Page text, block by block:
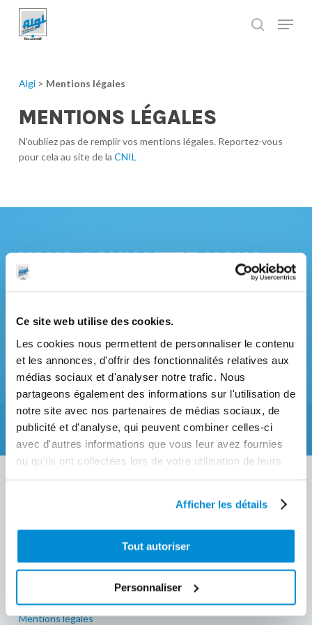
Ce site web utilise des cookies.
Les cookies nous permettent de personnaliser le contenu
et les annonces, d'offrir des fonctionnalités relatives aux
médias sociaux et d'analyser notre trafic. Nous
partageons également des informations sur l'utilisation de
notre site avec nos partenaires de médias sociaux, de
publicité et d'analyse, qui peuvent combiner celles-ci
avec d'autres informations que vous leur avez fournies
ou qu'ils ont collectées lors de votre utilisation de leurs
Afficher les détails
Tout autoriser
Personnaliser
main
Algi> Mentions légales
MENTIONS LÉGALES
N’oubliez pas de remplir vos mentions légales. Reportez-vous
pour cela au site de la CNIL
VOUS SOUHAITEZ NOUS
CONTACTER
POUR UNE QUESTION
TECHNIQUE OU TROUVER
UN DISTRIBUTEUR
C'est par ici
Mentions légales